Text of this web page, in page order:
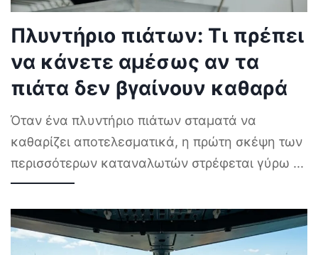
Πλυντήριο πιάτων: Τι πρέπει
να κάνετε αμέσως αν τα
πιάτα δεν βγαίνουν καθαρά
Όταν ένα πλυντήριο πιάτων σταματά να
καθαρίζει αποτελεσματικά, η πρώτη σκέψη των
περισσότερων καταναλωτών στρέφεται γύρω ...